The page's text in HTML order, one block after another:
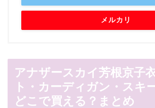
メルカリ
アナザースカイ芳根京子
ト・カーディガン・スキ
どこで買える？まとめ